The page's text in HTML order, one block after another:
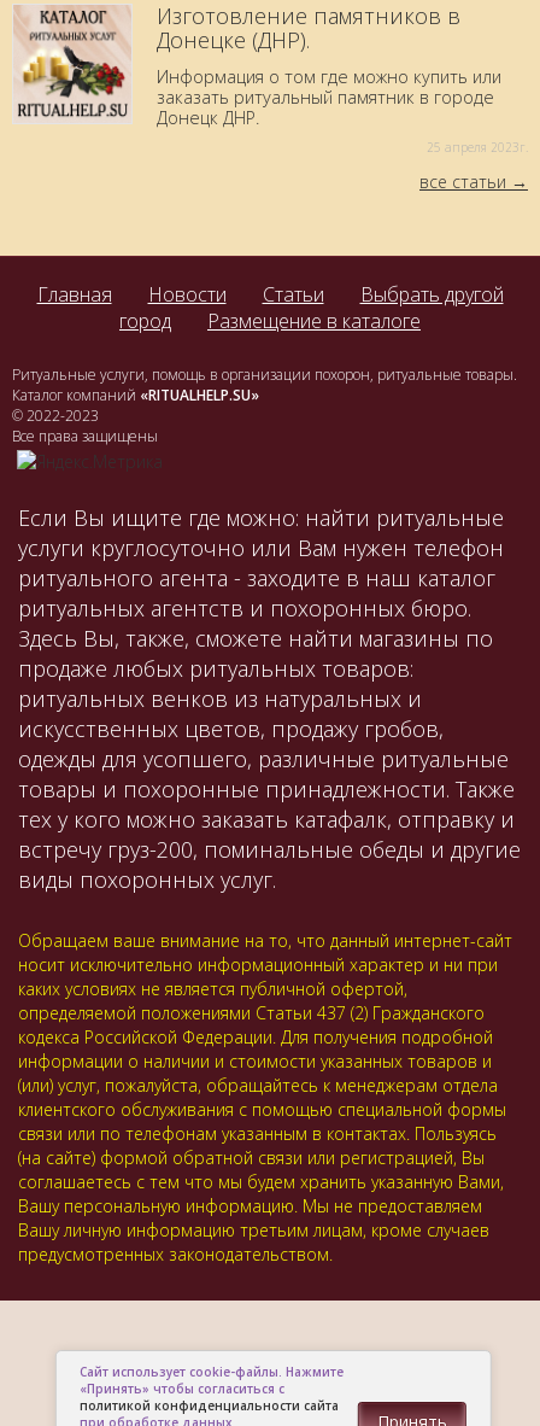
Изготовление памятников в
Донецке (ДНР).
Информация о том где можно купить или
заказать ритуальный памятник в городе
Донецк ДНР.
25 aпреля 2023г.
все статьи
Главная Новости Статьи
Выбрать другой
город
Размещение в каталоге
Ритуальные услуги, помощь в организации похорон, ритуальные товары.
Каталог компаний «RITUALHELP.SU»
© 2022-2023
Все права защищены
Если Вы ищите где можно: найти ритуальные
услуги круглосуточно или Вам нужен телефон
ритуального агента - заходите в наш каталог
ритуальных агентств и похоронных бюро.
Здесь Вы, также, сможете найти магазины по
продаже любых ритуальных товаров:
ритуальных венков из натуральных и
искусственных цветов, продажу гробов,
одежды для усопшего, различные ритуальные
товары и похоронные принадлежности. Также
тех у кого можно заказать катафалк, отправку и
встречу груз-200, поминальные обеды и другие
виды похоронных услуг.
Обращаем ваше внимание на то, что данный интернет-сайт
носит исключительно информационный характер и ни при
каких условиях не является публичной офертой,
определяемой положениями Статьи 437 (2) Гражданского
кодекса Российской Федерации. Для получения подробной
информации о наличии и стоимости указанных товаров и
(или) услуг, пожалуйста, обращайтесь к менеджерам отдела
клиентского обслуживания с помощью специальной формы
связи или по телефонам указанным в контактах. Пользуясь
(на сайте) формой обратной связи или регистрацией, Вы
соглашаетесь с тем что мы будем хранить указанную Вами,
Вашу персональную информацию. Мы не предоставляем
Вашу личную информацию третьим лицам, кроме случаев
предусмотренных законодательством.
Сайт использует cookie-файлы. Нажмите
«Принять» чтобы согласиться с
политикой конфиденциальности сайта
при обработке данных.